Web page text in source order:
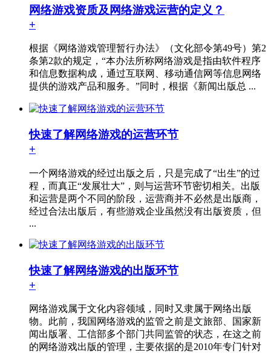
网络游戏资质及网络游戏运营的定义？
+
根据《网络游戏管理暂行办法》（文化部令第49号）第2
条第2款的规定，“本办法所称网络游戏是指由软件程序
和信息数据构成，通过互联网、移动通信网等信息网络
提供的游戏产品和服务。”同时，根据《新闻出版总 ...
快速了解网络游戏的运营环节
+
一个网络游戏的经过出版之后，只是完成了“出生”的过
程，而真正“发展壮大”，则与运营环节密切相关。出版
和运营是两个不同的阶段，运营商并不必然是出版商，
经过合法出版后，有些游戏企业虽然没有出版资质，但
...
快速了解网络游戏的出版环节
+
网络游戏属于文化内容领域，同时又隶属于网络出版
物。此前，我国网络游戏的监管之前是文旅部、国家新
闻出版署、工信部多个部门共同监管的状态，在这之前
的网络游戏出版的管理，主要依据的是2010年专门针对